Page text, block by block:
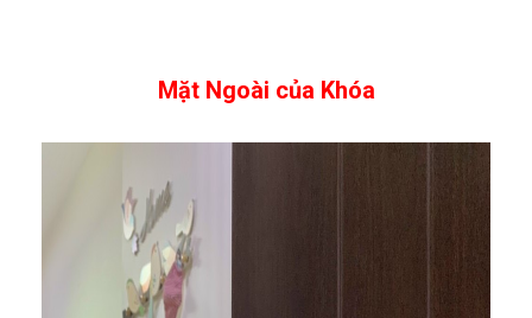
Mặt Ngoài của Khóa